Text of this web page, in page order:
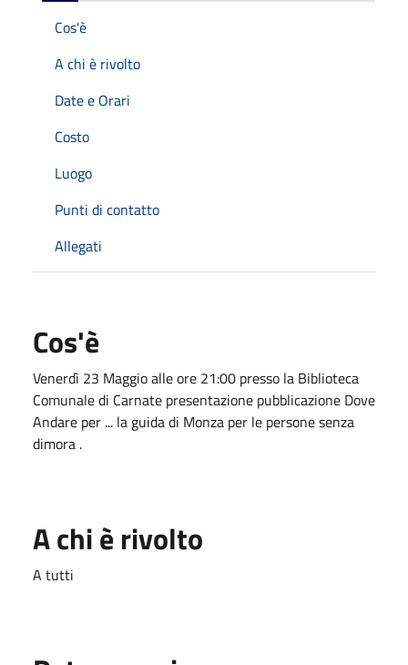
Cos'è
A chi è rivolto
Date e Orari
Costo
Luogo
Punti di contatto
Allegati
Cos'è
Venerdì 23 Maggio alle ore 21:00 presso la Biblioteca
Comunale di Carnate presentazione pubblicazione Dove
Andare per ... la guida di Monza per le persone senza
dimora .
A chi è rivolto
A tutti